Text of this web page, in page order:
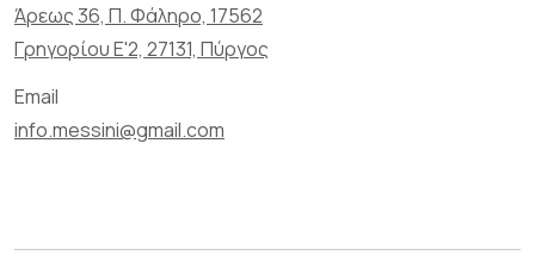
Άρεως 36, Π. Φάληρο, 17562
Γρηγορίου Ε'2, 27131, Πύργος
Email
info.messini@gmail.com